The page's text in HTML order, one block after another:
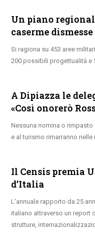
Un piano
caserme dismesse
Si ragiona su 453 aree
200 possibili progettualità e
A Dipiazza le
«Così onorerò
Nessuna nomina o rimpasto
e al turismo rimarranno
Il Censis premia
d’Italia
L’annuale rapporto da 25
italiano attraverso un report
strutture,